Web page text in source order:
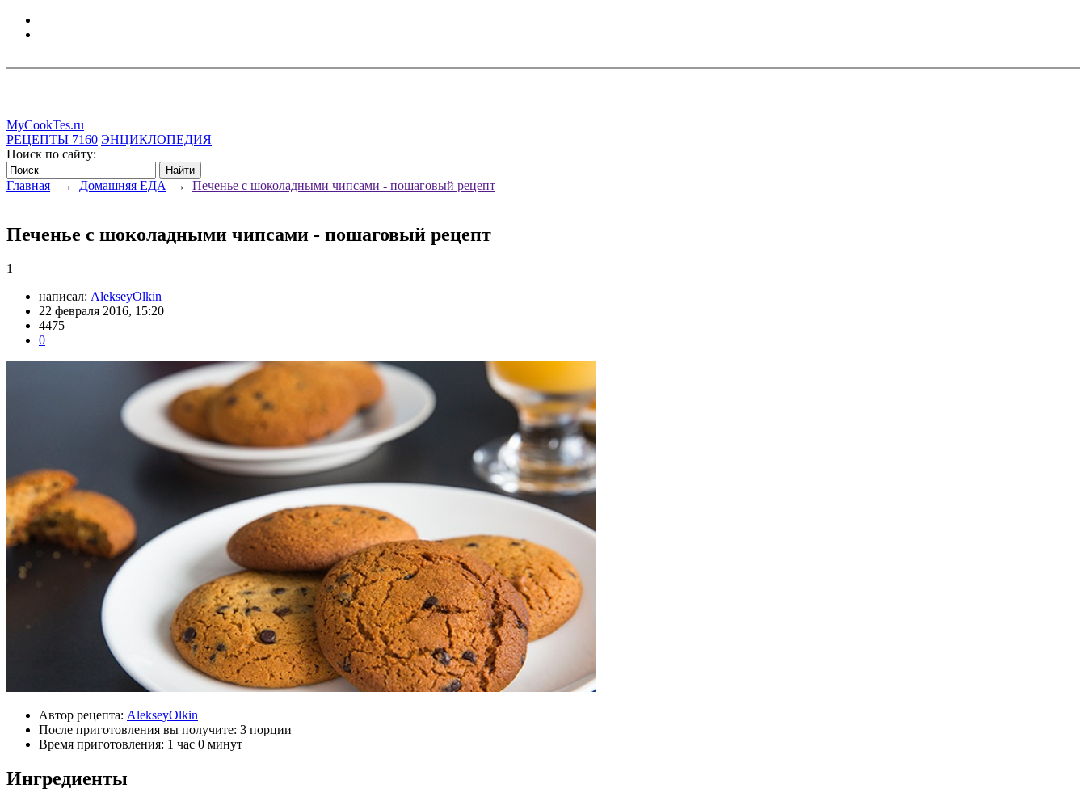
MyCookTes.ru
РЕЦЕПТЫ 7160 ЭНЦИКЛОПЕДИЯ
Поиск по сайту:
Главная → Домашняя ЕДА → Печенье с шоколадными чипсами - пошаговый рецепт
Печенье с шоколадными чипсами - пошаговый рецепт
1
написал: AlekseyOlkin
22 февраля 2016, 15:20
4475
0
Автор рецепта: AlekseyOlkin
После приготовления вы получите: 3 порции
Время приготовления: 1 час 0 минут
Ингредиенты